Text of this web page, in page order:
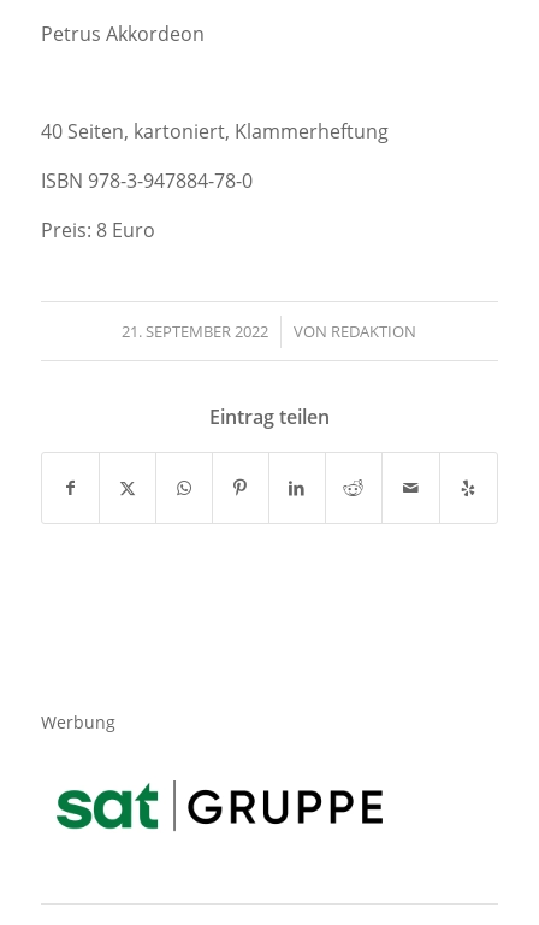
Petrus Akkordeon
40 Seiten, kartoniert, Klammerheftung
ISBN 978-3-947884-78-0
Preis: 8 Euro
21. SEPTEMBER 2022
/ VON REDAKTION
Eintrag teilen
Werbung